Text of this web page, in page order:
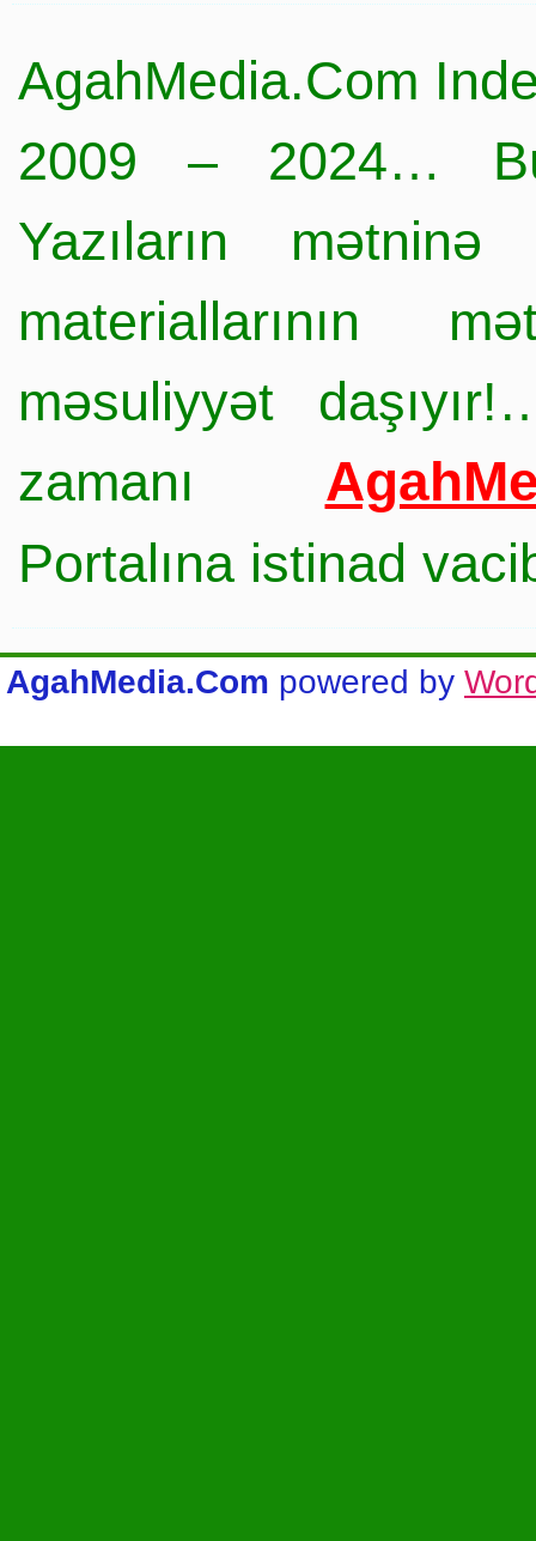
AgahMedia.Com
2009 – 2024…
Yazıların
materiallarının
məsuliyyət
zamanı
Portalına istinad
AgahMedia.Com powered by